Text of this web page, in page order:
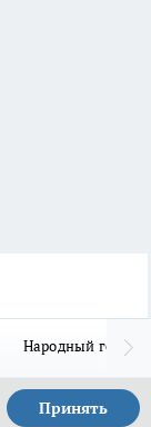
Народный герой
Принять